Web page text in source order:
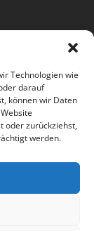
Technologien wie
darauf
können wir Daten
oder zurückziehst,
werden.